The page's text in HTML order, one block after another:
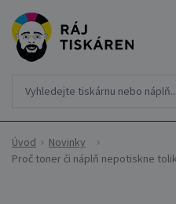
Úvod
Novinky
Proč toner či náplň nepotiskne